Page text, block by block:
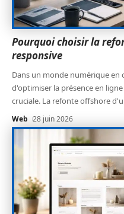
Pourquoi choisir la
responsive
Dans un monde numérique en
d'optimiser la présence en
cruciale. La refonte offshore
Web 28 juin 2026